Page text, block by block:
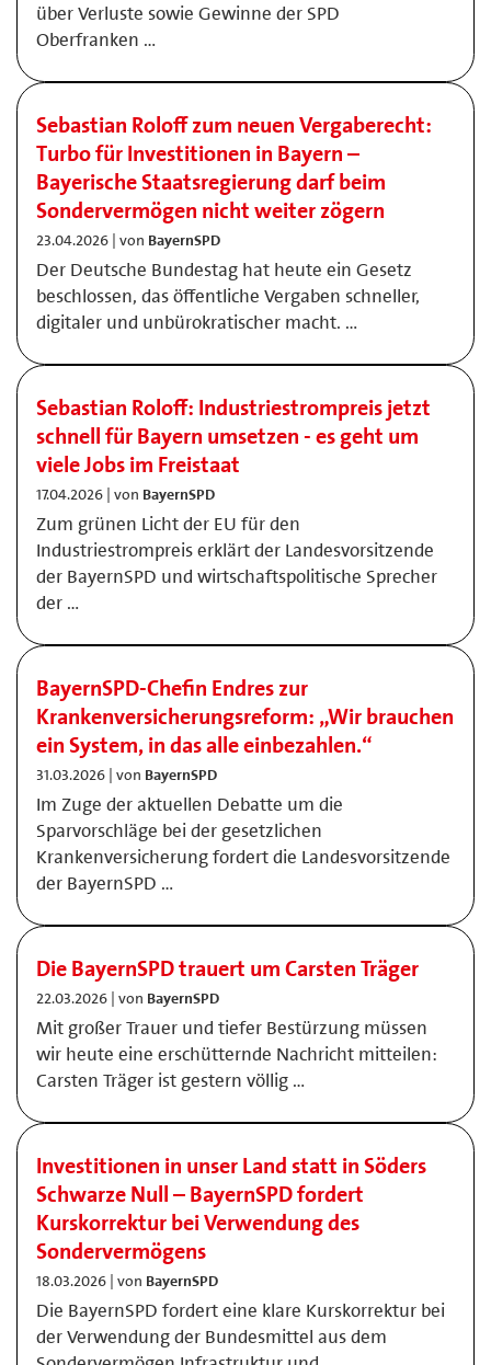
über Verluste sowie Gewinne der SPD
Oberfranken …
Sebastian Roloff zum neuen Vergaberecht:
Turbo für Investitionen in Bayern –
Bayerische Staatsregierung darf beim
Sondervermögen nicht weiter zögern
23.04.2026 | von BayernSPD
Der Deutsche Bundestag hat heute ein Gesetz
beschlossen, das öffentliche Vergaben schneller,
digitaler und unbürokratischer macht. …
Sebastian Roloff: Industriestrompreis jetzt
schnell für Bayern umsetzen - es geht um
viele Jobs im Freistaat
17.04.2026 | von BayernSPD
Zum grünen Licht der EU für den
Industriestrompreis erklärt der Landesvorsitzende
der BayernSPD und wirtschaftspolitische Sprecher
der …
BayernSPD-Chefin Endres zur
Krankenversicherungsreform: „Wir brauchen
ein System, in das alle einbezahlen.“
31.03.2026 | von BayernSPD
Im Zuge der aktuellen Debatte um die
Sparvorschläge bei der gesetzlichen
Krankenversicherung fordert die Landesvorsitzende
der BayernSPD …
Die BayernSPD trauert um Carsten Träger
22.03.2026 | von BayernSPD
Mit großer Trauer und tiefer Bestürzung müssen
wir heute eine erschütternde Nachricht mitteilen:
Carsten Träger ist gestern völlig …
Investitionen in unser Land statt in Söders
Schwarze Null – BayernSPD fordert
Kurskorrektur bei Verwendung des
Sondervermögens
18.03.2026 | von BayernSPD
Die BayernSPD fordert eine klare Kurskorrektur bei
der Verwendung der Bundesmittel aus dem